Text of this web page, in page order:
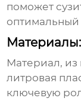
поможет
оптимальный
Материал, из
литровая
ключевую